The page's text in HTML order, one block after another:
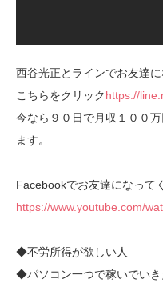
西谷光正とラインでお友達
こちらをクリックhttps://
今なら９０日で月収１００
ます。
Facebookでお友達になって
https://www.youtube.com/
◆不労所得が欲しい人
◆パソコン一つで稼いでいき